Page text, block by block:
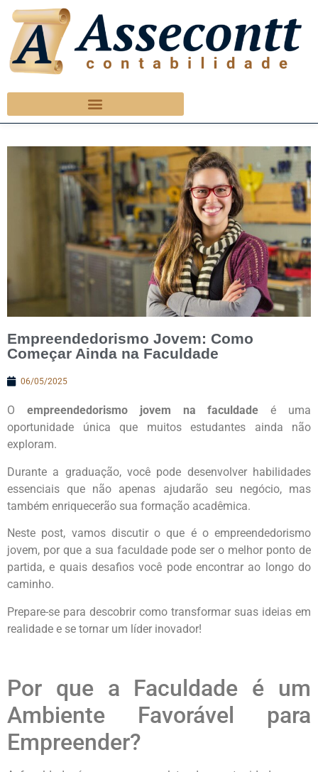
Empreendedorismo Jovem: Como
Começar Ainda na Faculdade
06/05/2025
O empreendedorismo jovem na faculdade é uma
oportunidade única que muitos estudantes ainda não
exploram.
Durante a graduação, você pode desenvolver habilidades
essenciais que não apenas ajudarão seu negócio, mas
também enriquecerão sua formação acadêmica.
Neste post, vamos discutir o que é o empreendedorismo
jovem, por que a sua faculdade pode ser o melhor ponto de
partida, e quais desafios você pode encontrar ao longo do
caminho.
Prepare-se para descobrir como transformar suas ideias em
realidade e se tornar um líder inovador!
Por que a Faculdade é um
Ambiente Favorável para
Empreender?